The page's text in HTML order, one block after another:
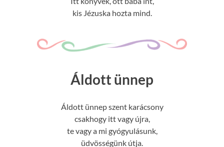
kis Jézuska hozta mind.
Áldott ünnep
Áldott ünnep szent karácsony
csakhogy itt vagy újra,
te vagy a mi gyógyulásunk,
üdvösségünk útja.